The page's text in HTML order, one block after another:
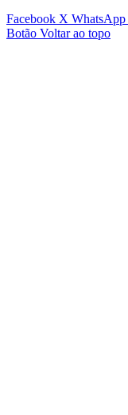
Facebook X WhatsApp
Botão Voltar ao topo